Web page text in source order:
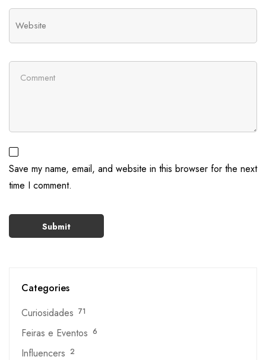
Save my name, email, and website in this browser for the next
time I comment.
Categories
Curiosidades 71
Feiras e Eventos 6
Influencers 2